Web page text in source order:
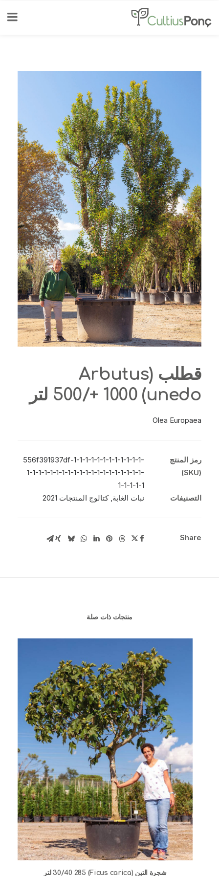
قطلب (Arbutus
unedo) 500/+ 1000 لتر
Olea Europaea
رمز المنتج
(SKU)
556f391937df-1-1-1-1-1-1-1-1-1-1-1-1-
1-1-1-1-1-1-1-1-1-1-1-1-1-1-1-1-1-1-1-1-
1-1-1-1-1
التصنيفات
نبات الغابة,كتالوج المنتجات 2021
Share
منتجات ذات صلة
شجرة التين (Ficus carica) 30/40 285 لتر